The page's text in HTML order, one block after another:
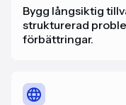
Bygg långsiktig
strukturerad
förbättringar.